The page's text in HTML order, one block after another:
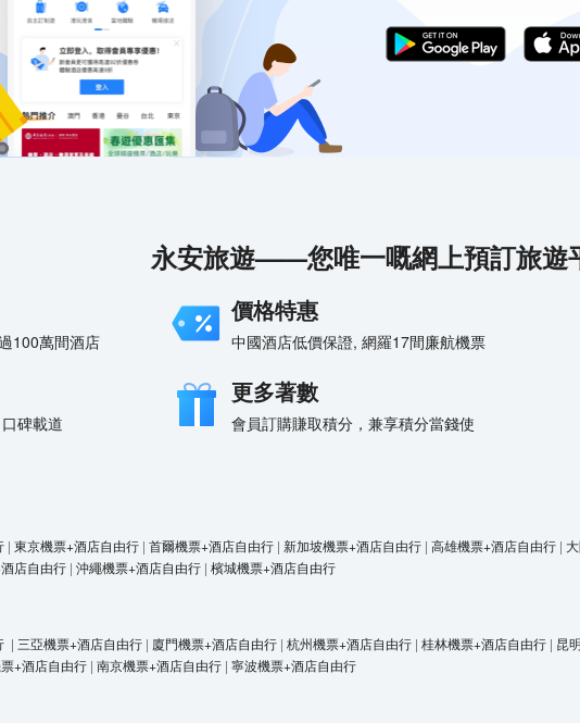
永安旅遊——您唯一嘅網上預訂旅遊
100萬間酒店
價格特惠
中國酒店低價保證, 網羅17間廉航機票
碑載道
更多著數
會員訂購賺取積分，兼享積分當錢使
| 東京機票+酒店自由行 | 首爾機票+酒店自由行 | 新加坡機票+酒店自由行 | 高雄機票+酒店自由行 |
店自由行 | 沖繩機票+酒店自由行 | 檳城機票+酒店自由行
| 三亞機票+酒店自由行 | 廈門機票+酒店自由行 | 杭州機票+酒店自由行 | 桂林機票+酒店自由行 | 昆
+酒店自由行 | 南京機票+酒店自由行 | 寧波機票+酒店自由行